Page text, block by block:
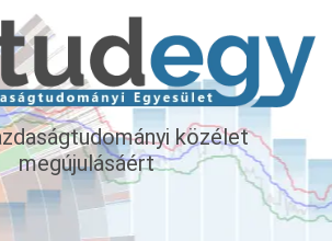
közélet
megújulásáért